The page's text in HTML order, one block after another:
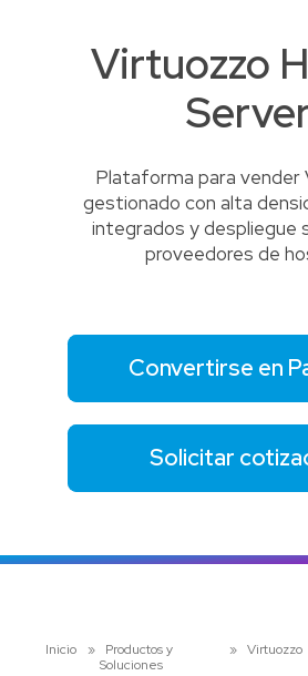
Virtuozzo
Plataforma para vender
gestionado con alta
integrados y despliegue
proveedores de
Convertirse en
Solicitar
Inicio »
Productos y
Soluciones
» Virtuozzo